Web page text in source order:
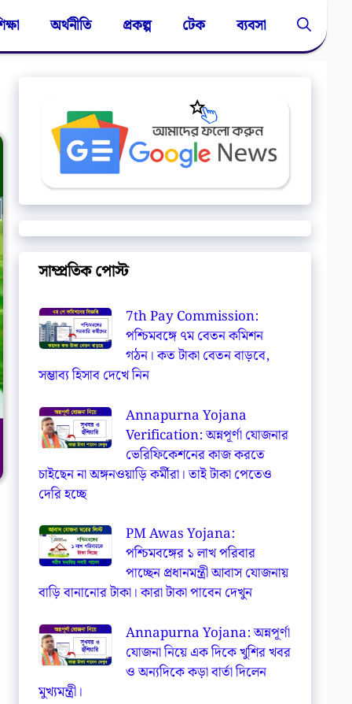
অর্থনীতি প্রকল্প টেক ব্যবসা
সাম্প্রতিক পোস্ট
7th Pay Commission:
পশ্চিমবঙ্গে ৭ম বেতন কমিশন
গঠন। কত টাকা বেতন বাড়বে,
সম্ভাব্য হিসাব দেখে নিন
Annapurna Yojana
Verification: অন্নপূর্ণা যোজনার
ভেরিফিকেশনের কাজ করতে
চাইছেন না অঙ্গনওয়াড়ি কর্মীরা। তাই টাকা পেতেও
দেরি হচ্ছে
PM Awas Yojana:
পশ্চিমবঙ্গের ১ লাখ পরিবার
পাচ্ছেন প্রধানমন্ত্রী আবাস যোজনায়
বাড়ি বানানোর টাকা। কারা টাকা পাবেন দেখুন
Annapurna Yojana: অন্নপূর্ণা
যোজনা নিয়ে এক দিকে খুশির খবর
ও অন্যদিকে কড়া বার্তা দিলেন
মুখ্যমন্ত্রী।